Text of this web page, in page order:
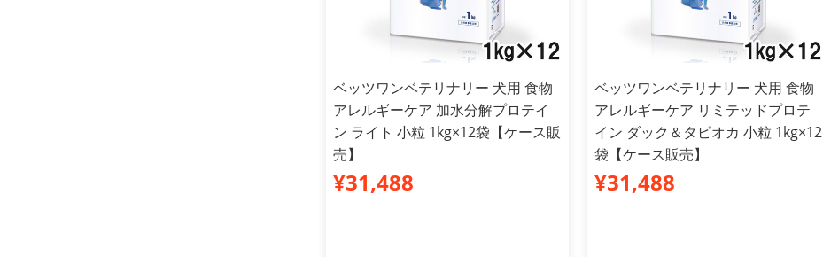
ベッツワンベテリナリー 犬用 食物
アレルギーケア 加水分解プロテイ
ン ライト 小粒 1kg×12袋【ケース販
売】
¥31,488
ベッツワンベテリナリー 犬用 食物
アレルギーケア リミテッドプロテ
イン ダック＆タピオカ 小粒 1kg×12
袋【ケース販売】
¥31,488